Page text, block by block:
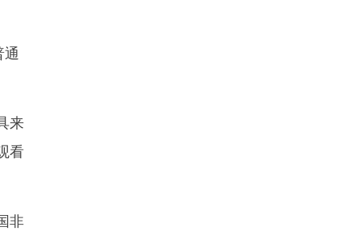
来
看
非